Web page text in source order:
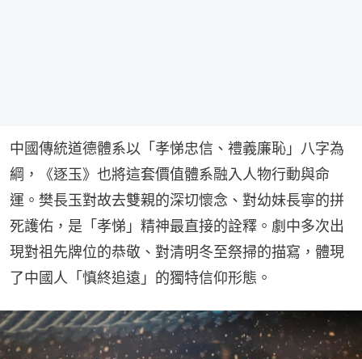
中國傳統道德體系以「孝悌忠信、禮義廉恥」八字為
綱，《逐玉》也將這套價值體系融入人物行動與命
運。樊長玉對故去雙親的深切懷念、對幼妹長寧的拼
死護佑，是「孝悌」精神最直接的詮釋。劇中多次出
現對祖先牌位的恭敬、對清明冬至祭掃的描寫，體現
了中國人「慎終追遠」的獨特信仰形態。